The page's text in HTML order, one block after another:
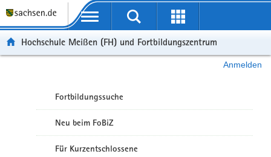
Portalübergreifende Navigation
Hochschule Meißen (FH) und Fortbildungszentrum
Anmelden
Fortbildungssuche
Neu beim FoBiZ
Für Kurzentschlossene